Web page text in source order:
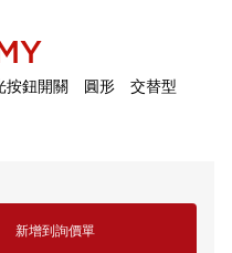
按鈕開關 圓形 交替型
新增到詢價單